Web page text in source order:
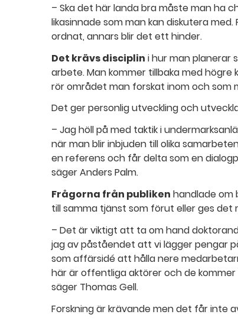
– Ska det här landa bra måste man ha
likasinnade som man kan diskutera
ordnat, annars blir det ett hinder.
Det krävs disciplin i hur man planerar
arbete. Man kommer tillbaka med
rör området man forskat inom och som
Det ger personlig utveckling och
– Jag höll på med taktik i
när man blir inbjuden till olika
en referens och får delta som en
säger Anders Palm.
Frågorna från publiken handlade om
till samma tjänst som förut eller ges det
– Det är viktigt att ta om hand
jag av påståendet att vi lägger pengar
som affärsidé att hålla nere
här är offentliga aktörer och de
säger Thomas Gell.
Forskning är krävande men det får inte